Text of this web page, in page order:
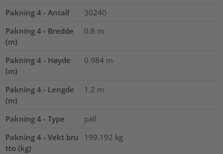
Pakning 4 - Antall
30240
Pakning 4 - Bredde
(m)
0.8 m
Pakning 4 - Høyde
(m)
0.984 m
Pakning 4 - Lengde
(m)
1.2 m
Pakning 4 - Type
pall
Pakning 4 - Vekt bru
tto (kg)
199.192 kg